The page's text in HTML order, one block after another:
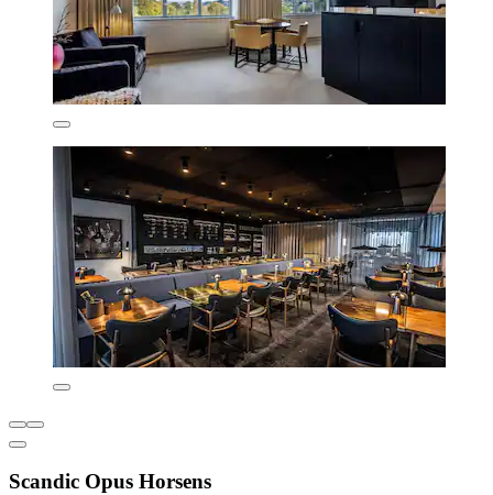
Scandic Opus Horsens